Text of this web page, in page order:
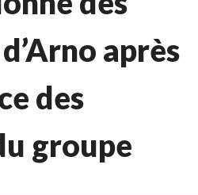
après
des
groupe